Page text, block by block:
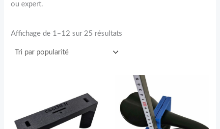
ou expert.
Affichage de 1–12 sur 25 résultats
14,95€
à
31,95€
prix :
49,95€
à
79,95€